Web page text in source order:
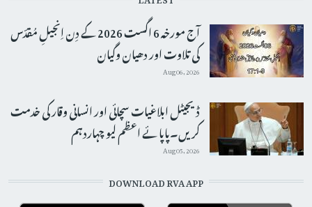
آج مورخہ 6 اگست 2026 کے دِن اِنجیلِ مُقدّس
کی تلاوت اور دھیان وگیان
Aug 06, 2026
ڈیجیٹل ابلاغیات سچائی اور انسانی وقار کی خدمت
کریں۔پاپائے اعظم لیو چہاردہم
Aug 05, 2026
DOWNLOAD RVA APP